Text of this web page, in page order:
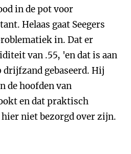
in de pot voor
Helaas gaat Seegers
in. Dat er
van .55, 'en dat is aan
gebaseerd. Hij
de hoofden van
en dat praktisch
niet bezorgd over zijn.